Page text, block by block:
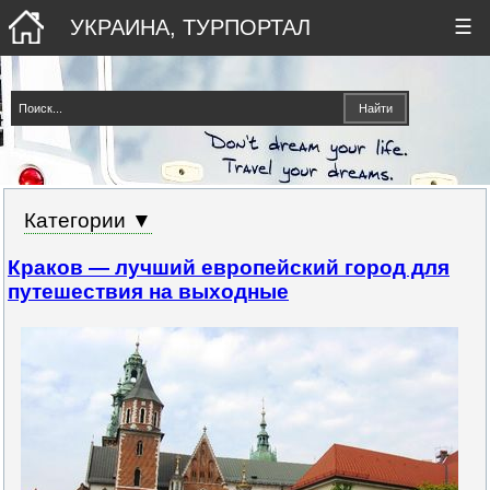
УКРАИНА, ТУРПОРТАЛ ☰
Категории ▼
Краков — лучший европейский город для
путешествия на выходные